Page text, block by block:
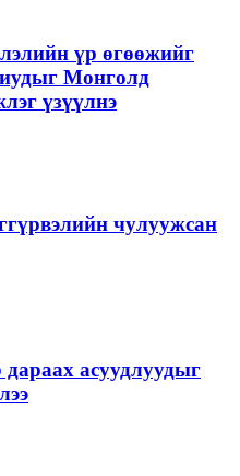
үр өгөөжийг
Монголд
үзүүлнэ
чулуужсан
асуудлуудыг